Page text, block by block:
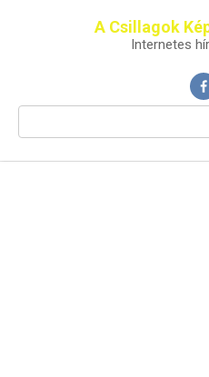
A Csillagok
Internetes
Поиск: